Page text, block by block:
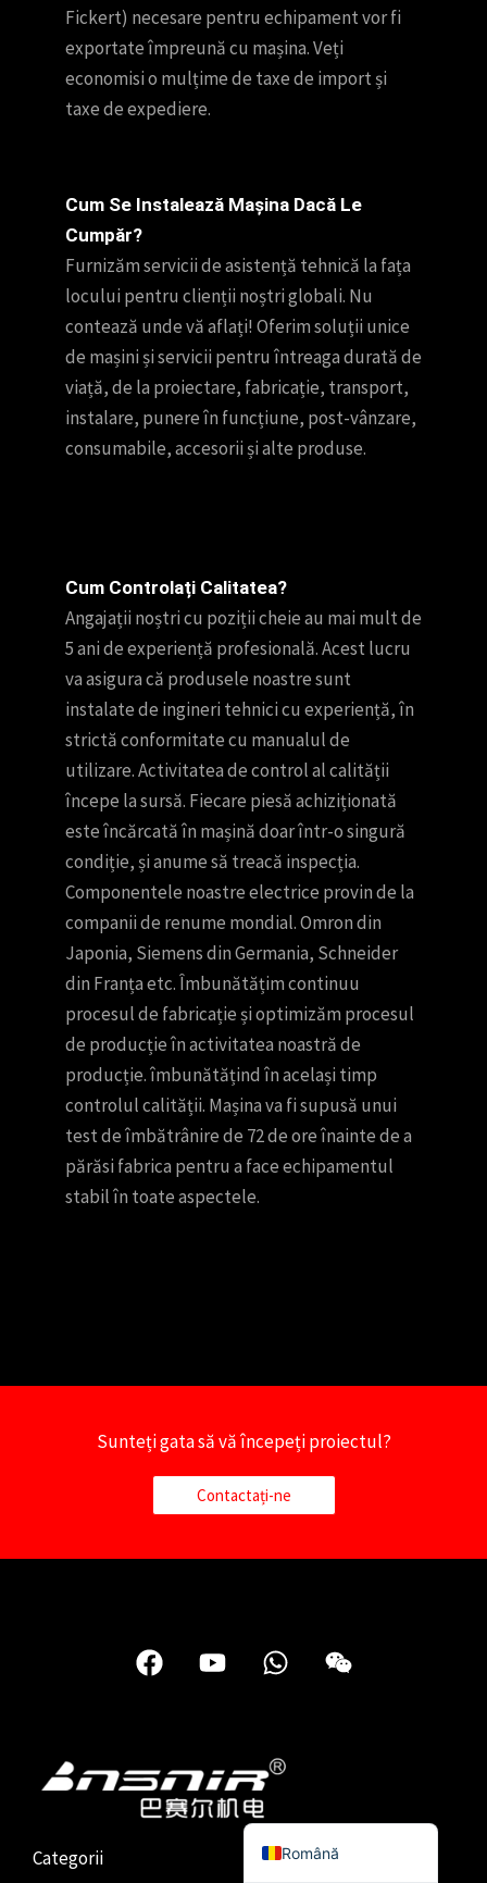
Fickert) necesare pentru echipament vor fi
exportate împreună cu mașina. Veți
economisi o mulțime de taxe de import și
taxe de expediere.
Cum Se Instalează Mașina Dacă Le
Cumpăr?
Furnizăm servicii de asistență tehnică la fața
locului pentru clienții noștri globali. Nu
contează unde vă aflați! Oferim soluții unice
de mașini și servicii pentru întreaga durată de
viață, de la proiectare, fabricație, transport,
instalare, punere în funcțiune, post-vânzare,
consumabile, accesorii și alte produse.
Cum Controlați Calitatea?
Angajații noștri cu poziții cheie au mai mult de
5 ani de experiență profesională. Acest lucru
va asigura că produsele noastre sunt
instalate de ingineri tehnici cu experiență, în
strictă conformitate cu manualul de
utilizare. Activitatea de control al calității
începe la sursă. Fiecare piesă achiziționată
este încărcată în mașină doar într-o singură
condiție, și anume să treacă inspecția.
Componentele noastre electrice provin de la
companii de renume mondial. Omron din
Japonia, Siemens din Germania, Schneider
din Franța etc. Îmbunătățim continuu
procesul de fabricație și optimizăm procesul
de producție în activitatea noastră de
producție. îmbunătățind în același timp
controlul calității. Mașina va fi supusă unui
test de îmbătrânire de 72 de ore înainte de a
părăsi fabrica pentru a face echipamentul
stabil în toate aspectele.
Sunteți gata să vă începeți proiectul?
Contactați-ne
F
a
o
o
Y
o
b
e
W
h
s
a
p
W
e
Categorii Română
Português do Brasil
Українська
简体中文
Deutsch